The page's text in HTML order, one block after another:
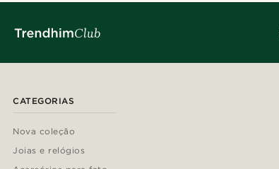
CATEGORIAS
Nova coleção
Joias e relógios